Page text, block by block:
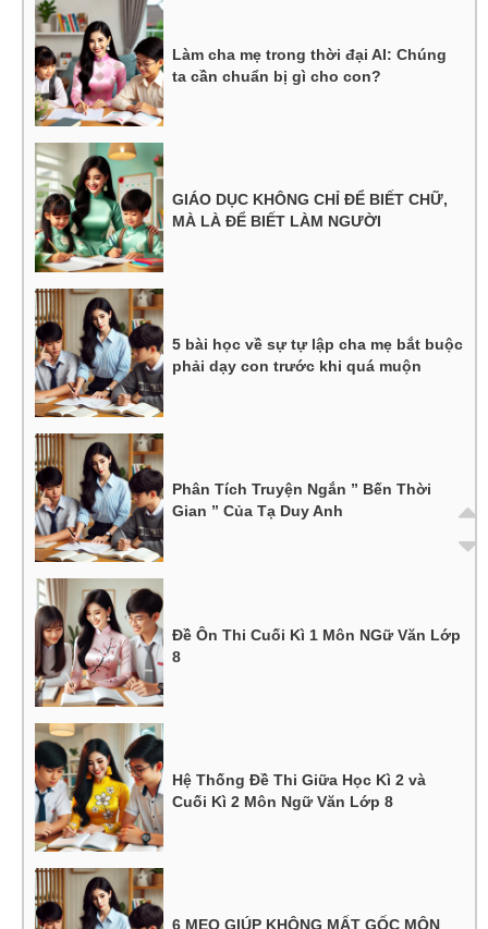
Làm cha mẹ trong thời đại AI: Chúng
ta cần chuẩn bị gì cho con?
GIÁO DỤC KHÔNG CHỈ ĐỂ BIẾT CHỮ,
MÀ LÀ ĐỂ BIẾT LÀM NGƯỜI
5 bài học về sự tự lập cha mẹ bắt buộc
phải dạy con trước khi quá muộn
Phân Tích Truyện Ngắn ” Bến Thời
Gian ” Của Tạ Duy Anh
Đề Ôn Thi Cuối Kì 1 Môn NGữ Văn Lớp
8
Hệ Thống Đề Thi Giữa Học Kì 2 và
Cuối Kì 2 Môn Ngữ Văn Lớp 8
6 MẸO GIÚP KHÔNG MẤT GỐC MÔN